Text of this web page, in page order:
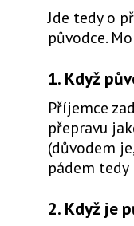
Jde tedy o
původce.
1. Když
Příjemce
přepravu
(důvodem
pádem tedy
2. Když je